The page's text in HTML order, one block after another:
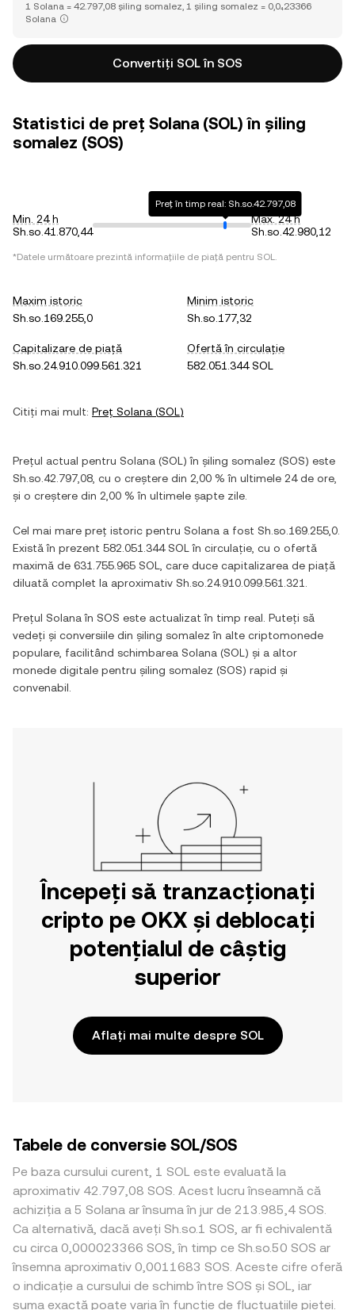
1 Solana = 42.797,08 șiling somalez, 1 șiling somalez = 0,0₄23366
Solana
Convertiți SOL în SOS
Statistici de preț Solana (SOL) în șiling
somalez (SOS)
Min. 24 h
Sh.so.41.870,44
Preț în timp real: Sh.so.42.797,08
Max. 24 h
Sh.so.42.980,12
*Datele următoare prezintă informațiile de piață pentru SOL.
Maxim istoric
Sh.so.169.255,0
Minim istoric
Sh.so.177,32
Capitalizare de piață
Sh.so.24.910.099.561.321
Ofertă în circulație
582.051.344 SOL
Citiți mai mult: Preț Solana (SOL)
Prețul actual pentru Solana (SOL ) în șiling somalez (SOS) este
Sh.so.42.797,08 , cu o creștere din 2,00 % în ultimele 24 de ore,
și o creștere din 2,00 % în ultimele șapte zile.
Cel mai mare preț istoric pentru Solana a fost Sh.so.169.255,0
Există în prezent 582.051.344 SOL în circulație, cu o ofertă
maximă de 631.755.965 SOL
, care duce capitalizarea de piață
diluată complet la aproximativ Sh.so.24.910.099.561.321
Prețul Solana în SOS este actualizat în timp real. Puteți să
vedeți și conversiile din șiling somalez în alte criptomonede
populare, facilitând schimbarea Solana (SOL ) și a altor
monede digitale pentru șiling somalez (SOS) rapid și
convenabil.
Începeți să tranzacționați
cripto pe OKX și deblocați
potențialul de câștig
superior
Aflați mai multe despre SOL
Tabele de conversie SOL/SOS
Pe baza cursului curent, 1 SOL este evaluată la
aproximativ 42.797,08 SOS. Acest lucru înseamnă că
achiziția a 5 Solana ar însuma în jur de 213.985,4 SOS.
Ca alternativă, dacă aveți Sh.so.1 SOS, ar fi echivalentă
cu circa 0,000023366 SOS, în timp ce Sh.so.50 SOS ar
însemna aproximativ 0,0011683 SOS. Aceste cifre oferă
o indicație a cursului de schimb între SOS și SOL, iar
suma exactă poate varia în funcție de fluctuațiile pieței.